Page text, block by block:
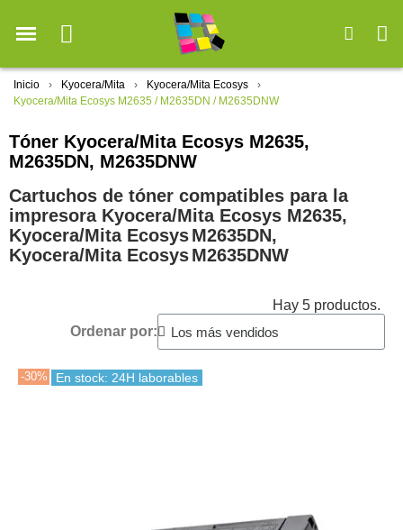
Inicio Kyocera/Mita
Kyocera/Mita Ecosys
Kyocera/Mita Ecosys M2635 / M2635DN / M2635DNW
Tóner Kyocera/Mita Ecosys M2635,
M2635DN, M2635DNW
Cartuchos de tóner compatibles para la
impresora Kyocera/Mita Ecosys M2635,
Kyocera/Mita EcosysM2635DN,
Kyocera/Mita EcosysM2635DNW
Hay 5 productos.
Ordenar por:
-30% En stock: 24H laborables